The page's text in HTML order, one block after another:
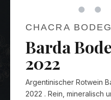
CHACRA
Barda
2022
Argentinischer Rotwein
2022 . Rein, mineralisch